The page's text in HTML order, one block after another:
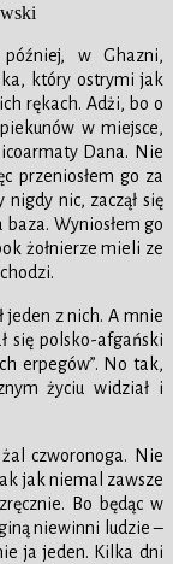
w Ghazni,
który ostrymi jak
rękach. Adżi, bo o
w miejsce,
Dana. Nie
przeniosłem go za
nic, zaczął się
Wyniosłem go
żołnierze mieli ze
jeden z nich. A mnie
się polsko-afgański
erpegów”. No tak,
życiu widział i
czworonoga. Nie
jak niemal zawsze
Bo będąc w
niewinni ludzie –
ja jeden. Kilka dni